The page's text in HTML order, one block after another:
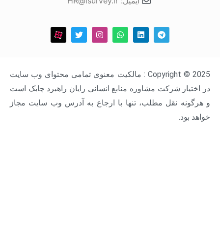
Copyright © 2025 : مالکیت معنوی تمامی محتوای وب سایت
شرکت مشاوره منابع انسانی رایان راهبرد چابک است
نقل مطلب، تنها با ارجاع به آدرس وب سایت مجاز